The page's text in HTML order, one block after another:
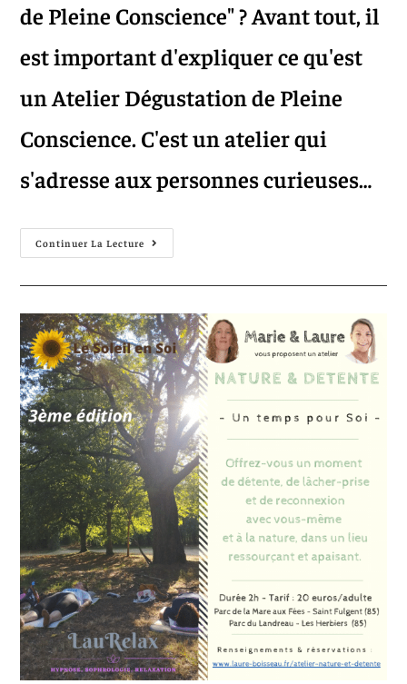
de Pleine Conscience" ? Avant tout, il
est important d'expliquer ce qu'est
un Atelier Dégustation de Pleine
Conscience. C'est un atelier qui
s'adresse aux personnes curieuses…
Continuer La Lecture